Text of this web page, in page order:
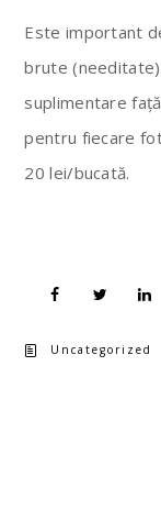
Este important
brute
suplimentare
pentru fiecare
20 lei/bucată.
Uncategorized